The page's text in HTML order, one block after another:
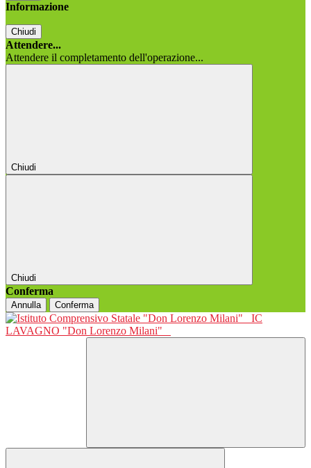
Informazione
Chiudi
Attendere...
Attendere il completamento dell'operazione...
Chiudi
Chiudi
Conferma
Annulla Conferma
IC
LAVAGNO "Don Lorenzo Milani"